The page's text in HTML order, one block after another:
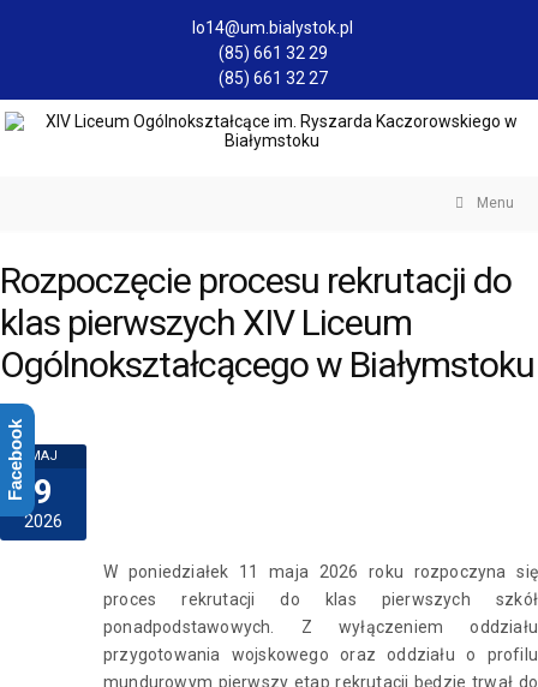
lo14@um.bialystok.pl
(85) 661 32 29
(85) 661 32 27
Menu
Rozpoczęcie procesu rekrutacji do
klas pierwszych XIV Liceum
Ogólnokształcącego w Białymstoku
MAJ
9
2026
W poniedziałek 11 maja 2026 roku rozpoczyna się
proces rekrutacji do klas pierwszych szkół
ponadpodstawowych. Z wyłączeniem oddziału
przygotowania wojskowego oraz oddziału o profilu
mundurowym pierwszy etap rekrutacji będzie trwał do
Facebook